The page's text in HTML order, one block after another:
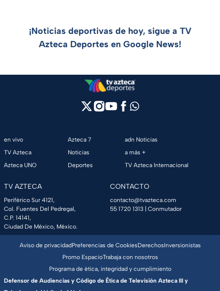
¡Noticias deportivas de hoy, sigue a TV
Azteca Deportes en Google News!
en vivo
TV Azteca
Azteca UNO
Azteca 7
Noticias
Deportes
adn Noticias
a más +
TV Azteca Internacional
TV AZTECA
Periférico Sur 4121,
Col. Fuentes Del Pedregal,
C.P. 14141,
Ciudad De México, México.
CONTACTO
contacto@tvazteca.com
55 1720 1313 | Conmutador
Aviso de privacidadPreferencias de CookiesDerechosInversionistas
Promo EspacioTrabaja con nosotros
Programa de ética, integridad y cumplimiento
Defensor de Audiencias y Código de Ética de Televisión Azteca III y